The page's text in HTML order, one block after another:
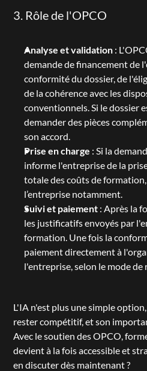
3. Rôle de l'OPCO
Analyse et validation :
demande de financement de
conformité du dossier, de
de la cohérence avec les
conventionnels. Si le dossier
demander des pièces
son accord.
Prise en charge : Si la
informe l'entreprise de la
totale des coûts de
l’entreprise notamment.
Suivi et paiement : Après la
les justificatifs envoyés par
formation. Une fois la
paiement directement à
l'entreprise, selon le mode
L'IA n'est plus une simple
rester compétitif, et son
Avec le soutien des OPCO,
devient à la fois accessible et
en discuter dès maintenant ?